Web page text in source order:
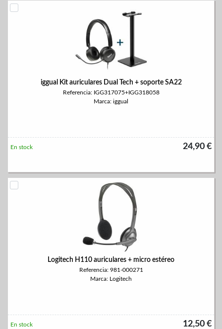
iggual Kit auriculares Dual Tech + soporte SA22
Referencia: IGG317075+IGG318058
Marca: iggual
24,90 €
En stock
Logitech H110 auriculares + micro estéreo
Referencia: 981-000271
Marca: Logitech
12,50 €
En stock